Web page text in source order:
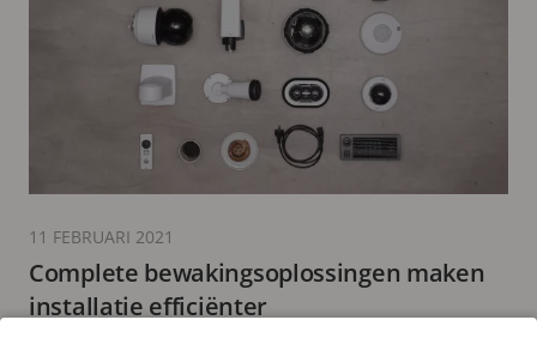
Complete bewakingsoplossingen maken
installatie efficiënter
11 FEBRUARI 2021